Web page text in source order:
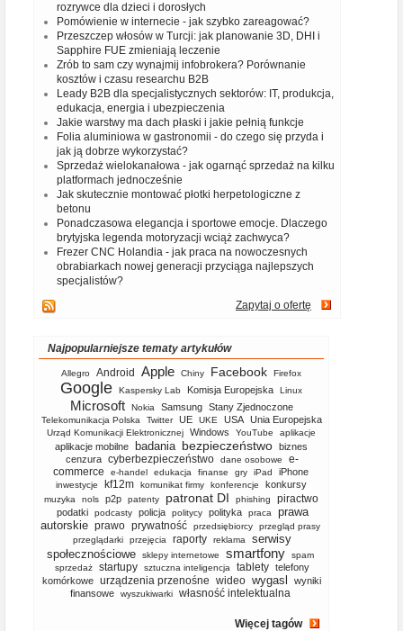
rozrywce dla dzieci i dorosłych
Pomówienie w internecie - jak szybko zareagować?
Przeszczep włosów w Turcji: jak planowanie 3D, DHI i
Sapphire FUE zmieniają leczenie
Zrób to sam czy wynajmij infobrokera? Porównanie
kosztów i czasu researchu B2B
Leady B2B dla specjalistycznych sektorów: IT, produkcja,
edukacja, energia i ubezpieczenia
Jakie warstwy ma dach płaski i jakie pełnią funkcje
Folia aluminiowa w gastronomii - do czego się przyda i
jak ją dobrze wykorzystać?
Sprzedaż wielokanałowa - jak ogarnąć sprzedaż na kilku
platformach jednocześnie
Jak skutecznie montować płotki herpetologiczne z
betonu
Ponadczasowa elegancja i sportowe emocje. Dlaczego
brytyjska legenda motoryzacji wciąż zachwyca?
Frezer CNC Holandia - jak praca na nowoczesnych
obrabiarkach nowej generacji przyciąga najlepszych
specjalistów?
Zapytaj o ofertę
Najpopularniejsze tematy artykułów
Allegro Android Apple Chiny Facebook Firefox
Google Kaspersky Lab Komisja Europejska Linux
Microsoft Nokia Samsung Stany Zjednoczone
Telekomunikacja Polska Twitter UE UKE USA Unia Europejska
Urząd Komunikacji Elektronicznej Windows YouTube aplikacje
aplikacje mobilne badania bezpieczeństwo biznes
cenzura cyberbezpieczeństwo dane osobowe
e-
commerce
e-handel edukacja finanse gry iPad iPhone
inwestycje kf12m komunikat firmy konferencje konkursy
muzyka nols p2p patenty patronat DI phishing piractwo
podatki podcasty policja politycy polityka praca
prawa
autorskie prawo prywatność przedsiębiorcy
przegląd prasy
przeglądarki
przejęcia raporty reklama
serwisy
społecznościowe
sklepy internetowe smartfony
spam
sprzedaż
startupy sztuczna inteligencja tablety telefony
komórkowe
urządzenia przenośne wideo wygasl
wyniki
finansowe
wyszukiwarki własność intelektualna
Więcej tagów